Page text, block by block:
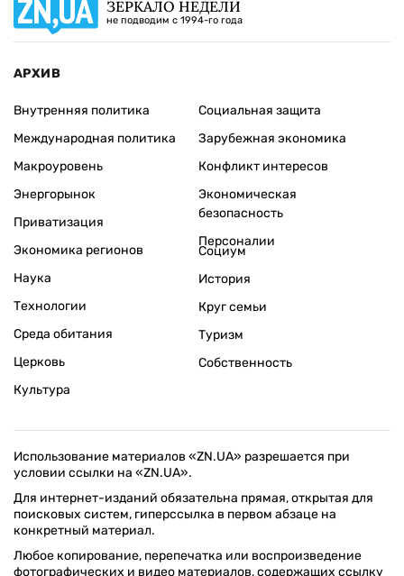
ЗЕРКАЛО НЕДЕЛИ
не подводим с 1994-го года
АРХИВ
Внутренняя политика
Международная политика
Макроуровень
Энергорынок
Приватизация
Экономика регионов
Социальная защита
Зарубежная экономика
Конфликт интересов
Экономическая
безопасность
Персоналии
Наука
Технологии
Среда обитания
Церковь
Культура
Социум
История
Круг семьи
Туризм
Собственность
Использование материалов «ZN.UA» разрешается при
условии ссылки на «ZN.UA».
Для интернет-изданий обязательна прямая, открытая для
поисковых систем, гиперссылка в первом абзаце на
конкретный материал.
Любое копирование, перепечатка или воспроизведение
фотографических и видео материалов, содержащих ссылку